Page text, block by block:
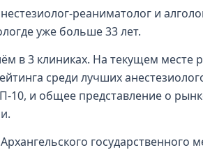
реаниматолог и
уже больше 33 лет.
в 3 клиниках. На текущем месте
среди лучших
10, и общее представление о
.
государственного